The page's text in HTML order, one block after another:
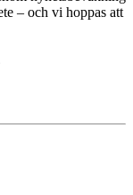
– och vi hoppas att